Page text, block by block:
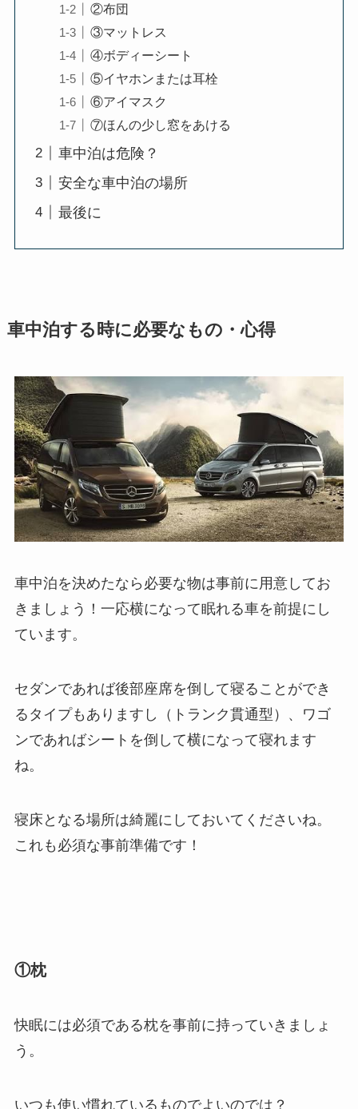
②布団
③マットレス
④ボディーシート
⑤イヤホンまたは耳栓
⑥アイマスク
⑦ほんの少し窓をあける
車中泊は危険？
安全な車中泊の場所
最後に
車中泊する時に必要なもの・心得
車中泊を決めたなら必要な物は事前に用意してお
きましょう！一応横になって眠れる車を前提にし
ています。
セダンであれば後部座席を倒して寝ることができ
るタイプもありますし（トランク貫通型）、ワゴ
ンであればシートを倒して横になって寝れます
ね。
寝床となる場所は綺麗にしておいてくださいね。
これも必須な事前準備です！
①枕
快眠には必須である枕を事前に持っていきましょ
う。
いつも使い慣れているものでよいのでは？